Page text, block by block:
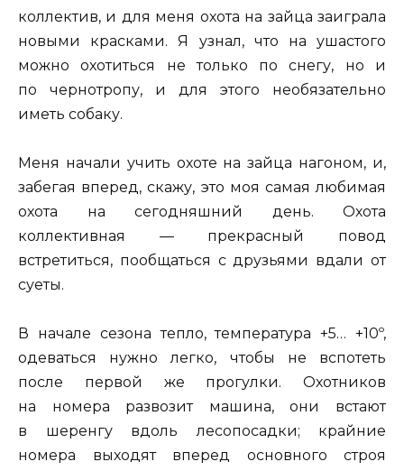
коллектив, и для меня охота на зайца заиграла
новыми красками. Я узнал, что на ушастого
можно охотиться не только по снегу, но и
по чернотропу, и для этого необязательно
иметь собаку.
Меня начали учить охоте на зайца нагоном, и,
забегая вперед, скажу, это моя самая любимая
охота на сегодняшний день. Охота
коллективная — прекрасный повод
встретиться, пообщаться с друзьями вдали от
суеты.
В начале сезона тепло, температура +5… +10º,
одеваться нужно легко, чтобы не вспотеть
после первой же прогулки. Охотников
на номера развозит машина, они встают
в шеренгу вдоль лесопосадки; крайние
номера выходят вперед основного строя